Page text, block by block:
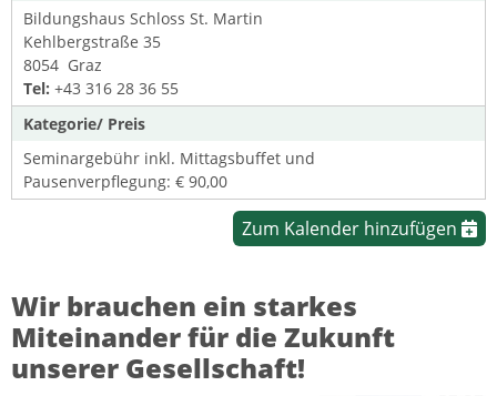
Bildungshaus Schloss St. Martin
Kehlbergstraße 35
8054 Graz
Tel: +43 316 28 36 55
Kategorie/ Preis
Seminargebühr inkl. Mittagsbuffet und
Pausenverpflegung: € 90,00
Zum Kalender hinzufügen
Wir brauchen ein starkes
Miteinander für die Zukunft
unserer Gesellschaft!